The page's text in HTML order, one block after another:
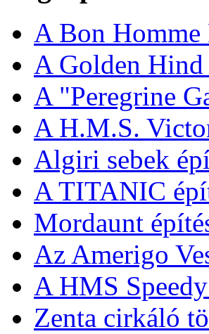
A Bon Homme
A Golden Hind
A "Peregrine
A H.M.S.
Algiri sebek
A TITANIC
Mordaunt
Az Amerigo
A HMS
Zenta cirkáló